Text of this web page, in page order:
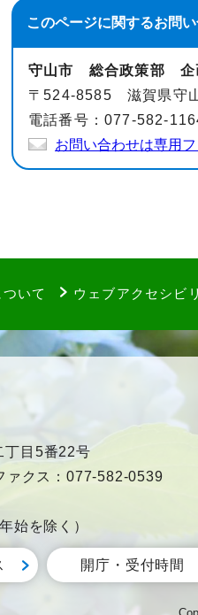
このページに関するお問
守山市 総合政策部 企
〒524-8585 滋賀県守
電話番号：077-582-
お問い合わせは専用
いて ウェブアクセシビ
目5番22号
クス：077-582-0539
始を除く）
開庁・受付時間